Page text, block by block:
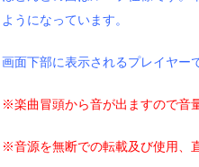
ようになっています。
画面下部に表示されるプレイヤー
※楽曲冒頭から音が出ますので音
※音源を無断での転載及び使用、